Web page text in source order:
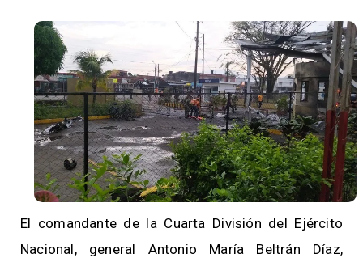
El comandante de la Cuarta División del Ejército
Nacional, general Antonio María Beltrán Díaz,